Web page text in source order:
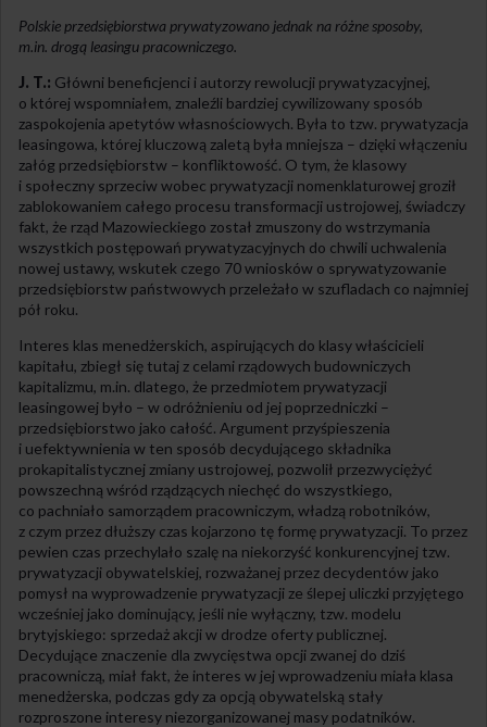
Polskie przedsiębiorstwa prywatyzowano jednak na różne sposoby,
m.in. drogą leasingu pracowniczego.
J. T.: Główni beneficjenci i autorzy rewolucji prywatyzacyjnej,
o której wspomniałem, znaleźli bardziej cywilizowany sposób
zaspokojenia apetytów własnościowych. Była to tzw. prywatyzacja
leasingowa, której kluczową zaletą była mniejsza – dzięki włączeniu
załóg przedsiębiorstw – konfliktowość. O tym, że klasowy
i społeczny sprzeciw wobec prywatyzacji nomenklaturowej groził
zablokowaniem całego procesu transformacji ustrojowej, świadczy
fakt, że rząd Mazowieckiego został zmuszony do wstrzymania
wszystkich postępowań prywatyzacyjnych do chwili uchwalenia
nowej ustawy, wskutek czego 70 wniosków o sprywatyzowanie
przedsiębiorstw państwowych przeleżało w szufladach co najmniej
pół roku.
Interes klas menedżerskich, aspirujących do klasy właścicieli
kapitału, zbiegł się tutaj z celami rządowych budowniczych
kapitalizmu, m.in. dlatego, że przedmiotem prywatyzacji
leasingowej było – w odróżnieniu od jej poprzedniczki –
przedsiębiorstwo jako całość. Argument przyśpieszenia
i uefektywnienia w ten sposób decydującego składnika
prokapitalistycznej zmiany ustrojowej, pozwolił przezwyciężyć
powszechną wśród rządzących niechęć do wszystkiego,
co pachniało samorządem pracowniczym, władzą robotników,
z czym przez dłuższy czas kojarzono tę formę prywatyzacji. To przez
pewien czas przechylało szalę na niekorzyść konkurencyjnej tzw.
prywatyzacji obywatelskiej, rozważanej przez decydentów jako
pomysł na wyprowadzenie prywatyzacji ze ślepej uliczki przyjętego
wcześniej jako dominujący, jeśli nie wyłączny, tzw. modelu
brytyjskiego: sprzedaż akcji w drodze oferty publicznej.
Decydujące znaczenie dla zwycięstwa opcji zwanej do dziś
pracowniczą, miał fakt, że interes w jej wprowadzeniu miała klasa
menedżerska, podczas gdy za opcją obywatelską stały
rozproszone interesy niezorganizowanej masy podatników.